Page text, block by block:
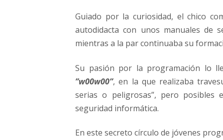
Guiado por la curiosidad, el chico
autodidacta con unos manuales de
mientras a la par continuaba su
Su pasión por la programación lo
”w00w00”, en la que realizaba
serias o peligrosas”, pero
seguridad informática.
En este secreto círculo de jóvenes